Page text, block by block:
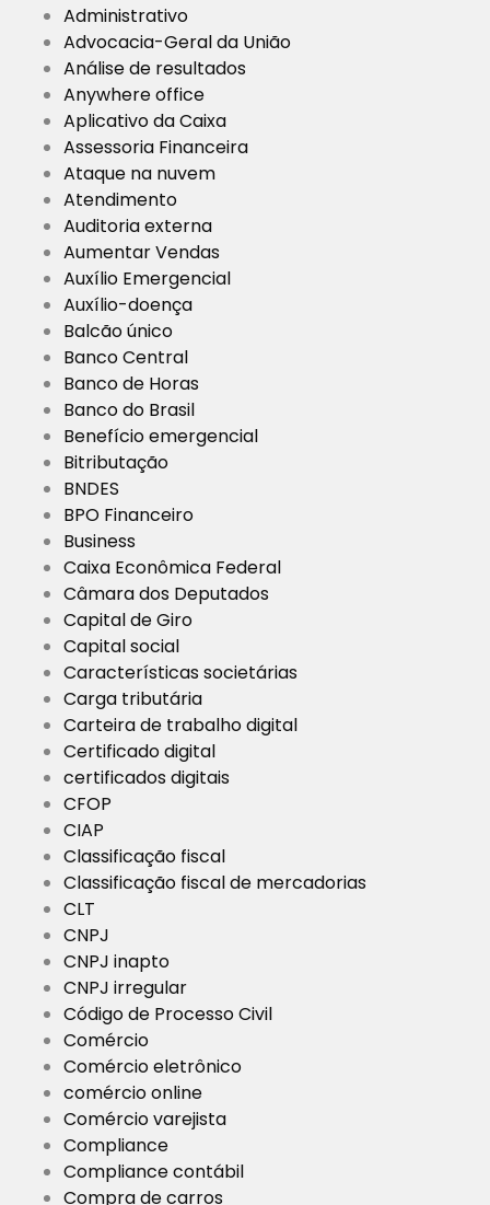
Administrativo
Advocacia-Geral da União
Análise de resultados
Anywhere office
Aplicativo da Caixa
Assessoria Financeira
Ataque na nuvem
Atendimento
Auditoria externa
Aumentar Vendas
Auxílio Emergencial
Auxílio-doença
Balcão único
Banco Central
Banco de Horas
Banco do Brasil
Benefício emergencial
Bitributação
BNDES
BPO Financeiro
Business
Caixa Econômica Federal
Câmara dos Deputados
Capital de Giro
Capital social
Características societárias
Carga tributária
Carteira de trabalho digital
Certificado digital
certificados digitais
CFOP
CIAP
Classificação fiscal
Classificação fiscal de mercadorias
CLT
CNPJ
CNPJ inapto
CNPJ irregular
Código de Processo Civil
Comércio
Comércio eletrônico
comércio online
Comércio varejista
Compliance
Compliance contábil
Compra de carros